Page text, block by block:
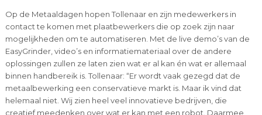
Op de Metaaldagen hopen Tollenaar en zijn medewerkers in
contact te komen met plaatbewerkers die op zoek zijn naar
mogelijkheden om te automatiseren. Met de live demo’s van de
EasyGrinder, video’s en informatiemateriaal over de andere
oplossingen zullen ze laten zien wat er al kan én wat er allemaal
binnen handbereik is. Tollenaar: “Er wordt vaak gezegd dat de
metaalbewerking een conservatieve markt is. Maar ik vind dat
helemaal niet. Wij zien heel veel innovatieve bedrijven, die
creatief meedenken over wat er kan met een robot. Daarmee